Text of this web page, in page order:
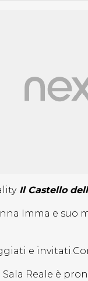
Il Castello
Imma e suo
e
Reale è